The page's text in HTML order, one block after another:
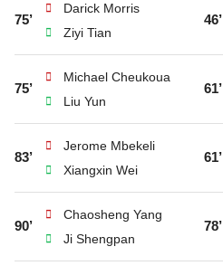
75’
Darick Morris
Ziyi Tian
46’
75’
Michael Cheukoua
Liu Yun
61’
83’
Jerome Mbekeli
Xiangxin Wei
61’
90’
Chaosheng Yang
Ji Shengpan
78’